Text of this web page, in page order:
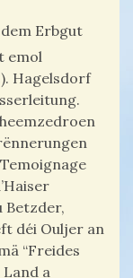
dem Erbgut
emol
Hagelsdorf
Betzder,
déi Ouljer an
“Freides
a